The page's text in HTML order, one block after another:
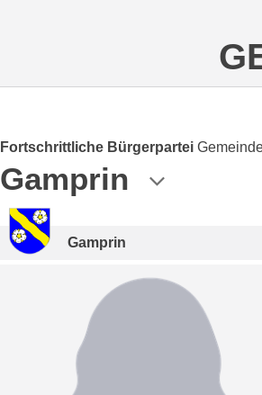
Fortschrittliche Bürgerpartei
Gamprin
Gamprin